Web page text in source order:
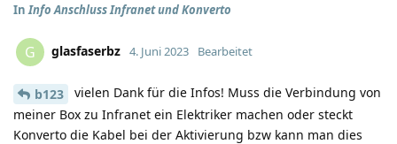
InInfo Anschluss Infranet und Konverto
G glasfaserbz 4. Juni 2023 Bearbeitet
b123
vielen Dank für die Infos! Muss die Verbindung von
meiner Box zu Infranet ein Elektriker machen oder steckt
Konverto die Kabel bei der Aktivierung bzw kann man dies